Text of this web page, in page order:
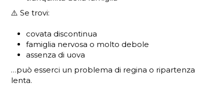
⚠️ Se trovi:
covata discontinua
famiglia nervosa o molto debole
assenza di uova
…può esserci un problema di regina o ripartenza
lenta.